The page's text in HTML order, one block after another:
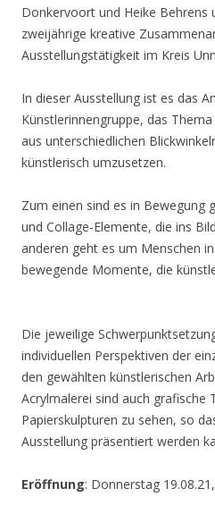
Donkervoort und Heike Behrens
zweijährige kreative
Ausstellungstätigkeit im Kreis
In dieser Ausstellung ist es das
Künstlerinnengruppe, das
aus unterschiedlichen
künstlerisch umzusetzen.
Zum einen sind es in Bewegung
und Collage-Elemente, die ins
anderen geht es um Menschen
bewegende Momente, die
Die jeweilige
individuellen Perspektiven der
den gewählten künstlerischen
Acrylmalerei sind auch grafische
Papierskulpturen zu sehen, so
Ausstellung präsentiert werden
Eröffnung: Donnerstag